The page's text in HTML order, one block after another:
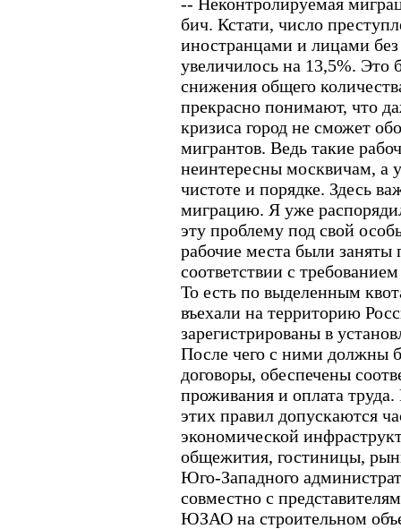
бич. Кстати, число
иностранцами и лицами без
увеличилось на 13,5%. Это
снижения общего
прекрасно понимают, что
кризиса город не сможет
мигрантов. Ведь такие
неинтересны москвичам, а
чистоте и порядке. Здесь
миграцию. Я уже
эту проблему под свой
рабочие места были
соответствии с
То есть по выделенным
въехали на территорию
зарегистрированы в
После чего с ними должны
договоры, обеспечены
проживания и оплата
этих правил допускаются
экономической
общежития, гостиницы,
Юго-Западного
совместно с
ЮЗАО на строительном